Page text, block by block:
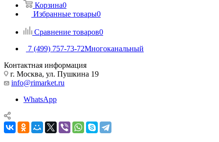
Корзина0
Избранные товары0
Сравнение товаров0
7 (499) 757-73-72Многоканальный
Контактная информация
г. Москва, ул. Пушкина 19
info@rimarket.ru
WhatsApp